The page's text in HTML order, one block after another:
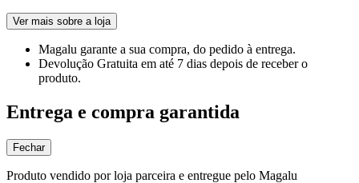
Ver mais sobre a loja
Magalu garante a sua compra, do pedido à entrega.
Devolução Gratuita em até 7 dias depois de receber o
produto.
Entrega e compra garantida
Fechar
Produto vendido por loja parceira e entregue pelo Magalu